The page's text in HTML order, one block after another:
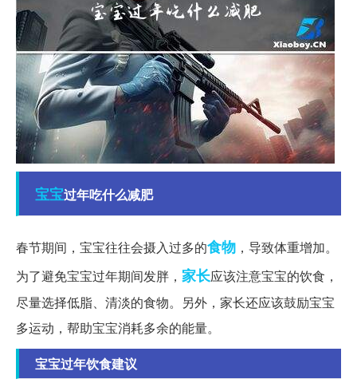
宝宝过年吃什么减肥
春节期间，宝宝往往会摄入过多的食物 ，导致体重增加。
为了避免宝宝过年期间发胖， 家长应该注意宝宝的饮食，
尽量选择低脂、清淡的食物。另外，家长还应该鼓励宝宝
多运动，帮助宝宝消耗多余的能量。
宝宝过年饮食建议